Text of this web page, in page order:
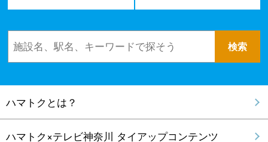
ハマトクとは？
ハマトク×テレビ神奈川 タイアップコンテンツ